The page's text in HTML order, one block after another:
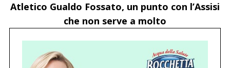
Atletico Gualdo Fossato, un punto con l’Assisi
che non serve a molto